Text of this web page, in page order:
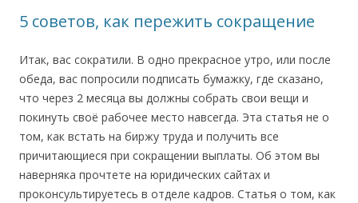
5 советов, как пережить сокращение
Итак, вас сократили. В одно прекрасное утро, или после
обеда, вас попросили подписать бумажку, где сказано,
что через 2 месяца вы должны собрать свои вещи и
покинуть своё рабочее место навсегда. Эта статья не о
том, как встать на биржу труда и получить все
причитающиеся при сокращении выплаты. Об этом вы
наверняка прочтете на юридических сайтах и
проконсультируетесь в отделе кадров. Статья о том, как